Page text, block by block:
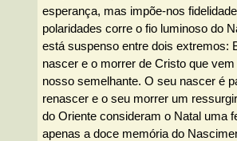
esperança, mas impõe-nos
polaridades corre o fio luminoso do
está suspenso entre dois extremos:
nascer e o morrer de Cristo que
nosso semelhante. O seu nascer é
renascer e o seu morrer um
do Oriente consideram o Natal uma
apenas a doce memória do